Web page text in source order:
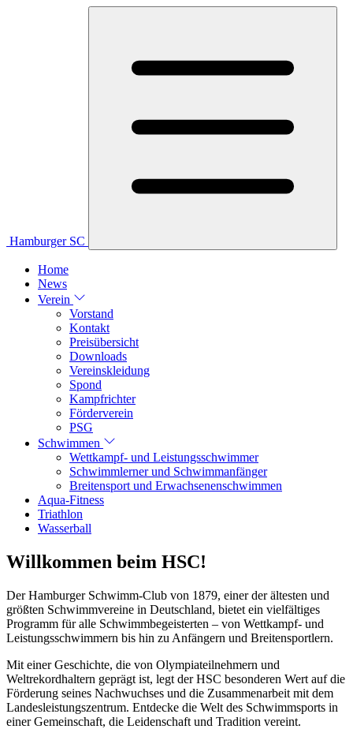
Hamburger SC
Home
News
Verein
Vorstand
Kontakt
Preisübersicht
Downloads
Vereinskleidung
Spond
Kampfrichter
Förderverein
PSG
Schwimmen
Wettkampf- und Leistungsschwimmer
Schwimmlerner und Schwimmanfänger
Breitensport und Erwachsenenschwimmen
Aqua-Fitness
Triathlon
Wasserball
Willkommen beim HSC!
Der Hamburger Schwimm-Club von 1879, einer der ältesten und
größten Schwimmvereine in Deutschland, bietet ein vielfältiges
Programm für alle Schwimmbegeisterten – von Wettkampf- und
Leistungsschwimmern bis hin zu Anfängern und Breitensportlern.
Mit einer Geschichte, die von Olympiateilnehmern und
Weltrekordhaltern geprägt ist, legt der HSC besonderen Wert auf die
Förderung seines Nachwuchses und die Zusammenarbeit mit dem
Landesleistungszentrum. Entdecke die Welt des Schwimmsports in
einer Gemeinschaft, die Leidenschaft und Tradition vereint.